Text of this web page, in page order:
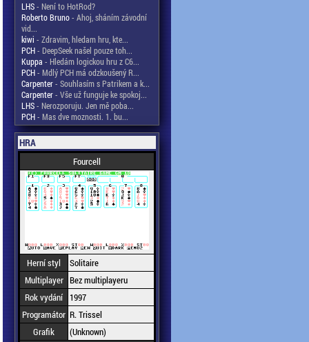
LHS- Není to HotRod?
Roberto Bruno- Ahoj, sháním závodní
vid...
kiwi - Zdravim, hledam hru, kte...
PCH- DeepSeek našel pouze toh...
Kuppa - Hledám logickou hru z C6...
PCH- Mdlý PCH má odzkoušený R...
Carpenter- Souhlasím s Patrikem a k...
Carpenter- Vše už funguje ke spokoj...
LHS- Nerozporuju. Jen mě poba...
PCH- Mas dve moznosti. 1. bu...
HRA
Fourcell
Herní styl
Solitaire
Multiplayer Bez multiplayeru
Rok vydání
1997
Programátor R. Trissel
Grafik
(Unknown)